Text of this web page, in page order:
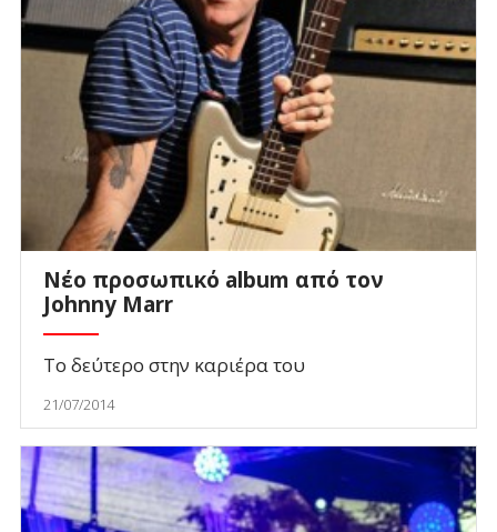
Νέο προσωπικό album από τον
Johnny Marr
Το δεύτερο στην καριέρα του
21/07/2014